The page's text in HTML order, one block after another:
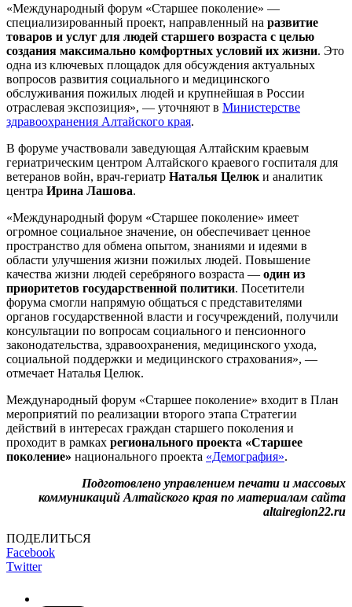
«Международный форум «Старшее поколение» —
специализированный проект, направленный на развитие
товаров и услуг для людей старшего возраста с целью
создания максимально комфортных условий их жизни. Это
одна из ключевых площадок для обсуждения актуальных
вопросов развития социального и медицинского
обслуживания пожилых людей и крупнейшая в России
отраслевая экспозиция», — уточняют в Министерстве
здравоохранения Алтайского края.
В форуме участвовали заведующая Алтайским краевым
гериатрическим центром Алтайского краевого госпиталя для
ветеранов войн, врач-гериатр Наталья Целюк и аналитик
центра Ирина Лашова.
«Международный форум «Старшее поколение» имеет
огромное социальное значение, он обеспечивает ценное
пространство для обмена опытом, знаниями и идеями в
области улучшения жизни пожилых людей. Повышение
качества жизни людей серебряного возраста — один из
приоритетов государственной политики. Посетители
форума смогли напрямую общаться с представителями
органов государственной власти и госучреждений, получили
консультации по вопросам социального и пенсионного
законодательства, здравоохранения, медицинского ухода,
социальной поддержки и медицинского страхования», —
отмечает Наталья Целюк.
Международный форум «Старшее поколение» входит в План
мероприятий по реализации второго этапа Стратегии
действий в интересах граждан старшего поколения и
проходит в рамках регионального проекта «Старшее
поколение» национального проекта «Демография».
Подготовлено управлением печати и массовых
коммуникаций Алтайского края по материалам сайта
altairegion22.ru
ПОДЕЛИТЬСЯ
Facebook
Twitter